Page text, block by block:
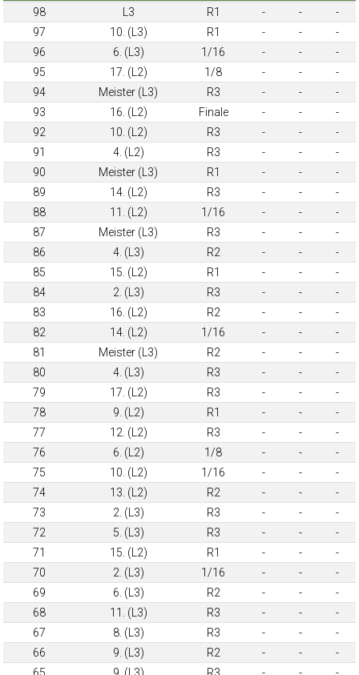
98 L3 R1 - -
-
97
10. (L3) R1 - -
-
96
6. (L3) 1/16 - -
-
95
17. (L2) 1/8 - -
-
94
Meister (L3) R3 - -
-
93
16. (L2) Finale - -
-
92
10. (L2) R3 - -
-
91
4. (L2) R3 - -
-
90
Meister (L3) R1 - -
-
89
14. (L2) R3 - -
-
88
11. (L2) 1/16 - -
-
87
Meister (L3) R3 - -
-
86
4. (L3) R2 - -
-
85
15. (L2) R1 - -
-
84
2. (L3) R3 - -
-
83
16. (L2) R2 - -
-
82
14. (L2) 1/16 - -
-
81
Meister (L3) R2 - -
-
80
4. (L3) R3 - -
-
79
17. (L2) R3 - -
-
78
9. (L2) R1 - -
-
77
12. (L2) R3 - -
-
76
6. (L2) 1/8 - -
-
75
10. (L2) 1/16 - -
-
74
13. (L2) R2 - -
-
73
2. (L3) R3 - -
-
72
5. (L3) R3 - -
-
71
15. (L2) R1 - -
-
70
2. (L3) 1/16 - -
-
69
6. (L3) R2 - -
-
68
11. (L3) R3 - -
-
67
8. (L3) R3 - -
-
66
9. (L3) R2 - -
-